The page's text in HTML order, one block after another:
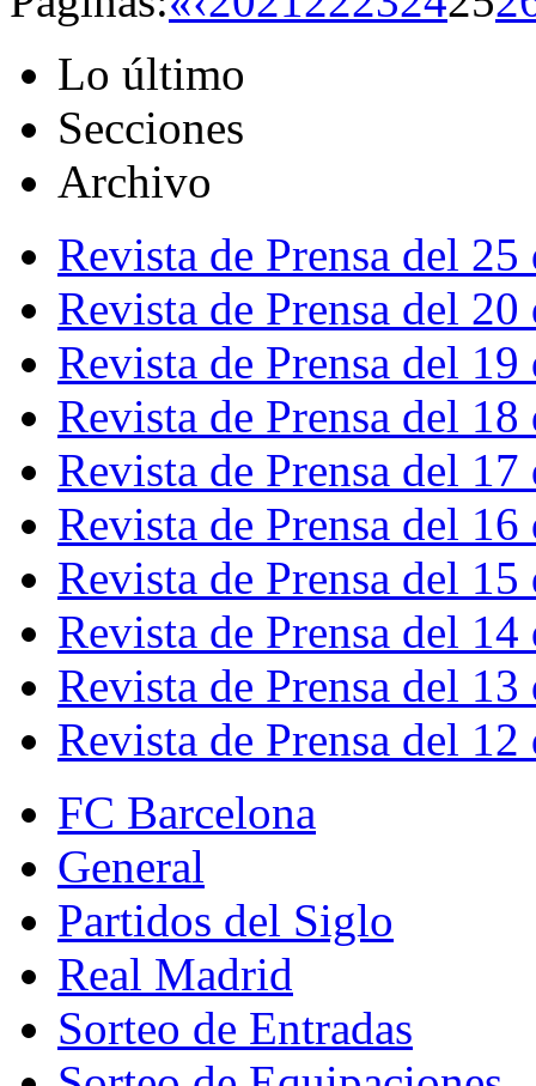
Lo último
Secciones
Archivo
Revista de Prensa del
Revista de Prensa del
Revista de Prensa del
Revista de Prensa del
Revista de Prensa del
Revista de Prensa del
Revista de Prensa del
Revista de Prensa del
Revista de Prensa del
Revista de Prensa del
FC Barcelona
General
Partidos del Siglo
Real Madrid
Sorteo de Entradas